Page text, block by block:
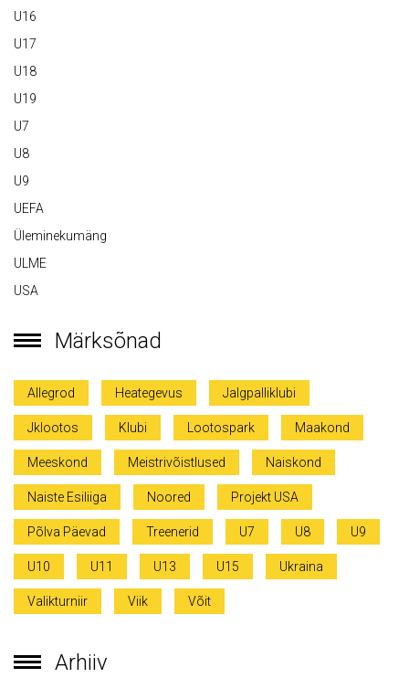
U16
U17
U18
U19
U7
U8
U9
UEFA
Üleminekumäng
ULME
USA
Märksõnad
Allegrod Heategevus Jalgpalliklubi
Jklootos Klubi Lootospark Maakond
Meeskond Meistrivõistlused Naiskond
Naiste Esiliiga Noored Projekt USA
Põlva Päevad Treenerid U7 U8 U9
U10 U11 U13 U15 Ukraina
Valikturniir Viik Võit
Arhiiv